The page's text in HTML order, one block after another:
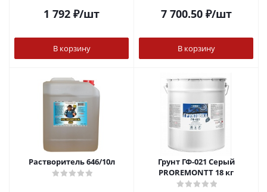
1 792 ₽/шт
В корзину
7 700.50₽/шт
В корзину
Растворитель 646/10л
Грунт ГФ-021 Серый
PROREMONTT 18 кг